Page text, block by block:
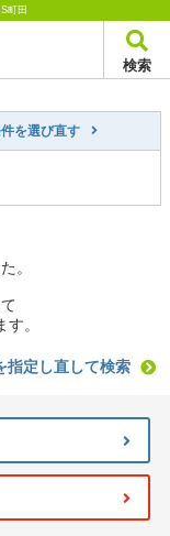
町田
検索
を選び直す
。
。
指定し直して検索